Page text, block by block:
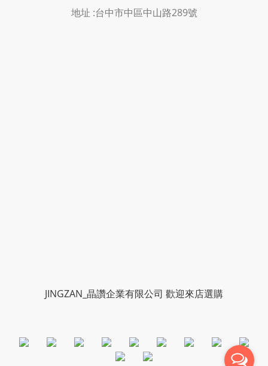
地址 :台中市中區中山路289號
JINGZAN_晶讚企業有限公司 歡迎來店選購